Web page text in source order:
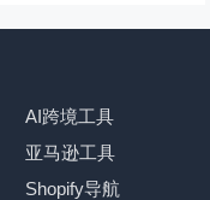
AI跨境工具
亚马逊工具
Shopify导航